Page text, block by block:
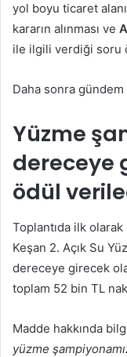
yol boyu ticaret
kararın alınması ve
ile ilgili verdiği soru
Daha sonra
Yüzme
dereceye
ödül
Toplantıda ilk
Keşan 2. Açık Su
dereceye girecek
toplam 52 bin TL
Madde hakkında
yüzme